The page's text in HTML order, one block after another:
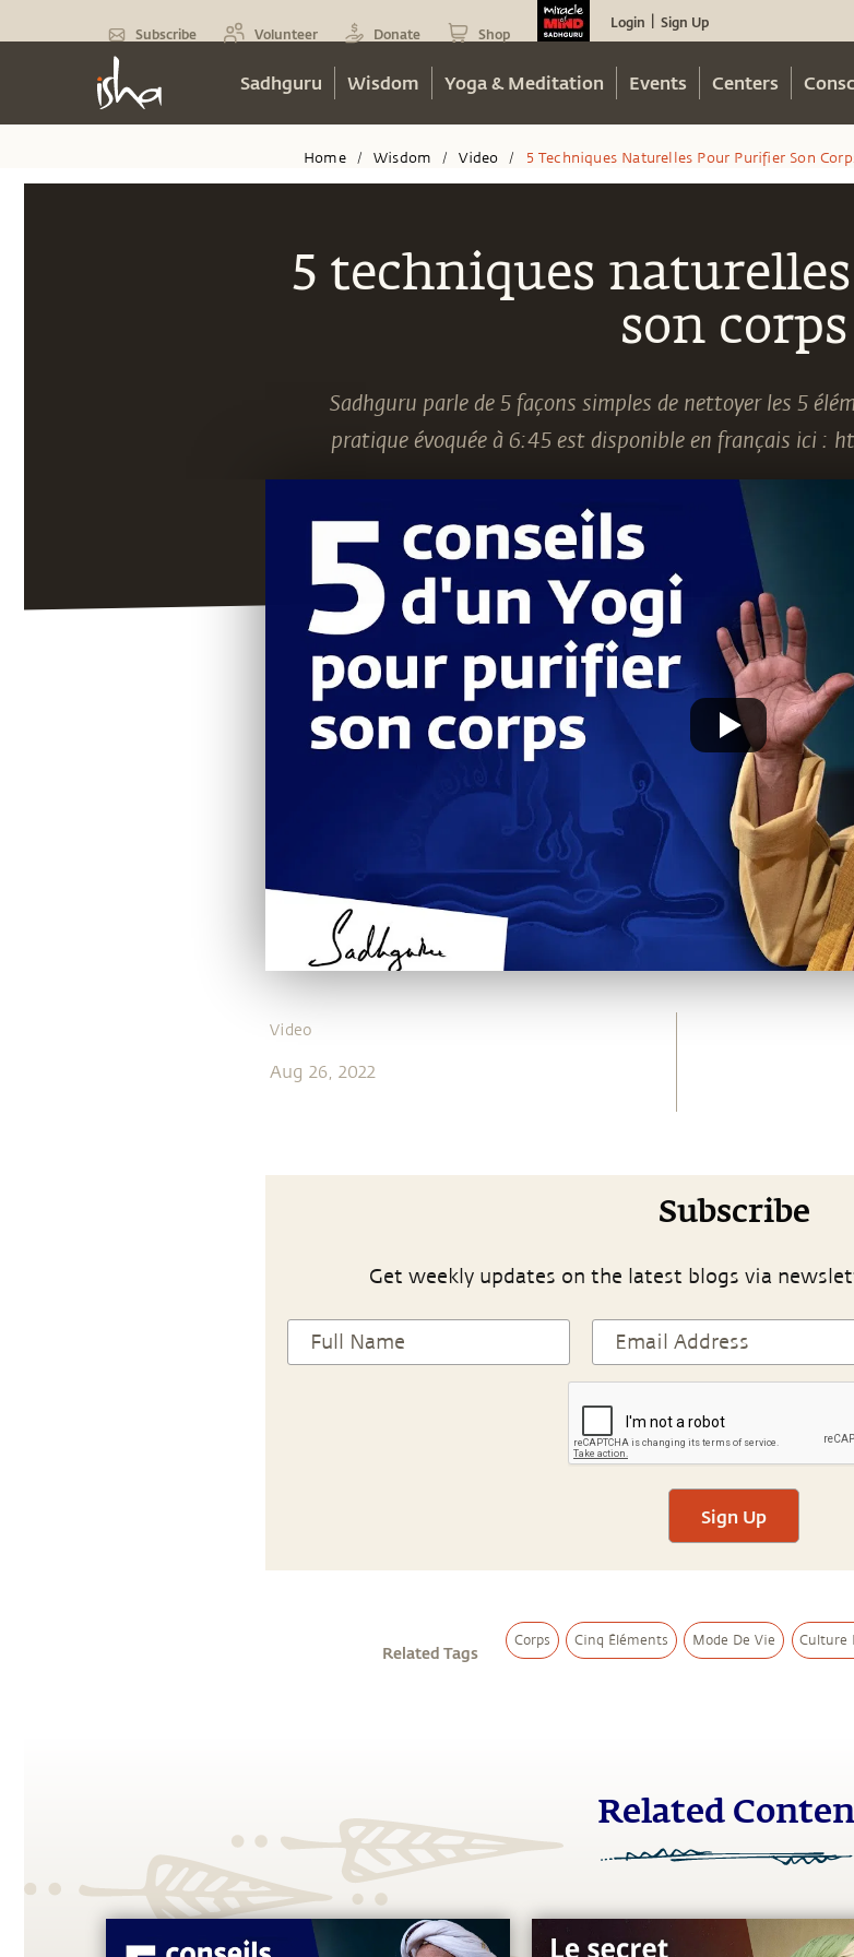
Subscribe Volunteer Donate Shop
Login Sign Up
Sadhguru Wisdom Yoga & Meditation Events Centers
5 techniques
son corps
Sadhguru parle de 5 façons simples de nettoyer les 5
pratique évoquée à 6:45 est disponible en français ici
Video
Aug 26, 2022
Subscribe
Get weekly updates on the latest blogs via
Sign Up
Related Tags
Corps Cinq Éléments Mode De Vie Culture
Related
Home / Wisdom / Video / 5 Techniques Naturelles Pour Purifier Son